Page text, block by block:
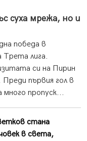
суха мрежа, но и
победа в
Трета лига.
си на Пирин
първия гол в
много пропуск...
стана
в света,